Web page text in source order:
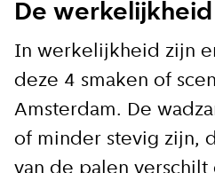
Ik ga akkoord
privacy
De werkelijkheid
In werkelijkheid zijn
deze 4 smaken of
Amsterdam. De
of minder stevig zijn,